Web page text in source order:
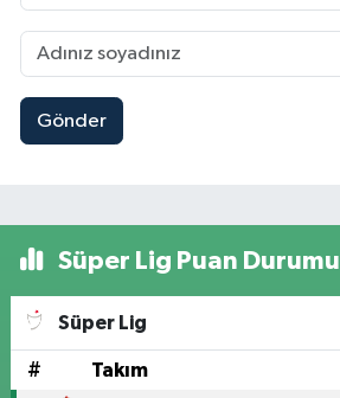
Gönder
Süper Lig Puan Durumu
Süper Lig
# Takım